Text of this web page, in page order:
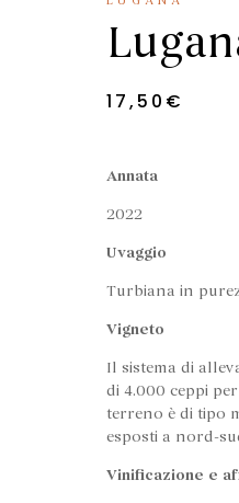
17,50 €
Annata
2022
Uvaggio
Turbiana in
Vigneto
Il sistema di
di 4.000 ceppi
terreno è di tipo
esposti a nord-
Vinificazione e